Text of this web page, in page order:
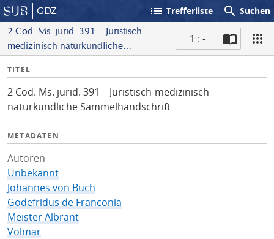
GDZ list Trefferliste search Suchen
2 Cod. Ms. jurid. 391 – Juristisch-
medizinisch-naturkundliche
1 : -
I
f
o
TITEL
2 Cod. Ms. jurid. 391 – Juristisch-medizinisch-
naturkundliche Sammelhandschrift
METADATEN
Autoren
Unbekannt
Johannes von Buch
Godefridus de Franconia
Meister Albrant
Volmar